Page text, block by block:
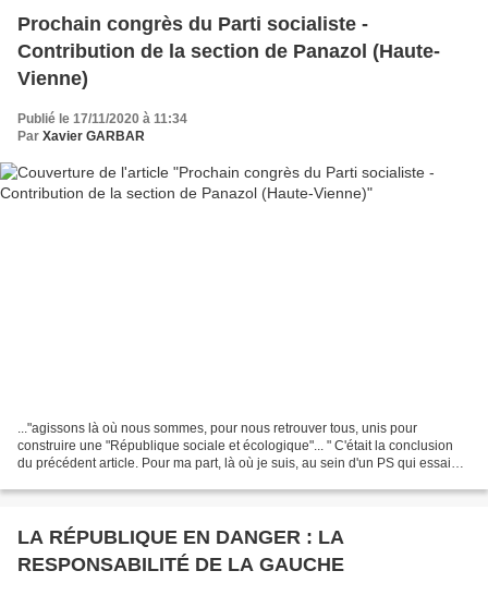
Prochain congrès du Parti socialiste -
Contribution de la section de Panazol (Haute-
Vienne)
Publié le 17/11/2020 à 11:34
Par Xavier GARBAR
..."agissons là où nous sommes, pour nous retrouver tous, unis pour
construire une "République sociale et écologique"... " C'était la conclusion
du précédent article. Pour ma part, là où je suis, au sein d'un PS qui essaie
LA RÉPUBLIQUE EN DANGER : LA
RESPONSABILITÉ DE LA GAUCHE